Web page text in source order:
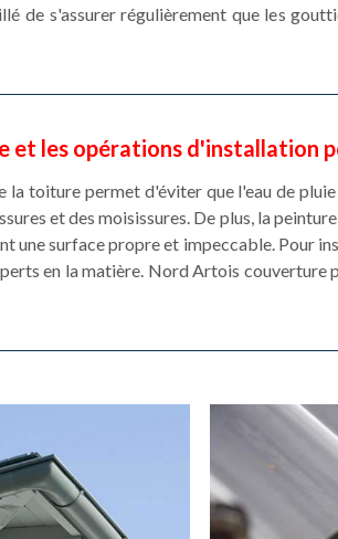
de s'assurer régulièrement que les
et les opérations d'installation
la toiture permet d'éviter que l'eau de
et des moisissures. De plus, la
une surface propre et impeccable. Pour
en la matière. Nord Artois couverture